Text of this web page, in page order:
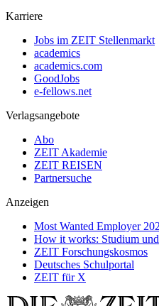
Karriere
Jobs im ZEIT Stellenmarkt
academics
academics.com
GoodJobs
e-fellows.net
Verlagsangebote
Abo
ZEIT Akademie
ZEIT REISEN
Partnersuche
Anzeigen
Most Wanted Employer
How it works: Studium
ZEIT Forschungskosmos
Deutsches Schulportal
ZEIT für X